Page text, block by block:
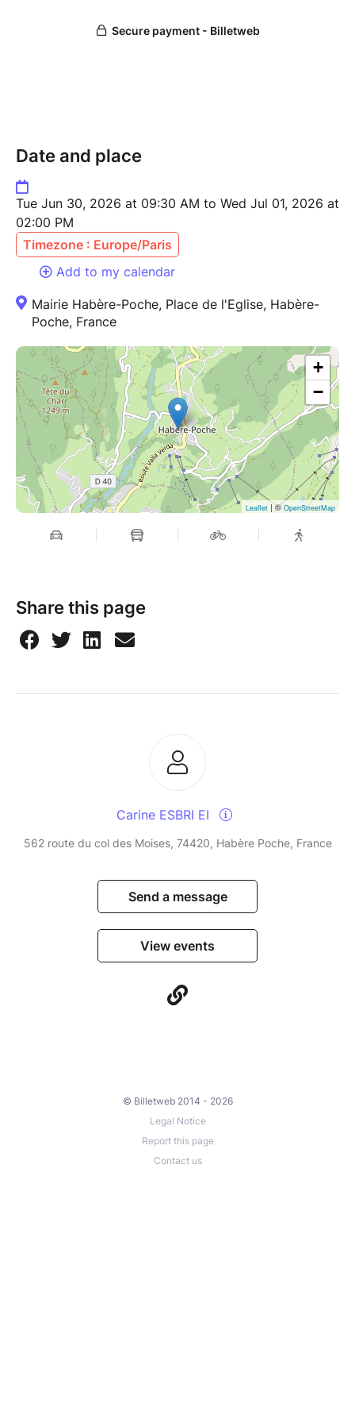
rangement de son sac,
Une occasion unique de déconnexion et
d’expérimentation de l’autonomie en montagne… dans
la convivialité, la sororité et la bienveillance.
Pour plus de sérénité, une assurance annulation
(proposée par BilletWeb) est recommandée. Si
toutefois l'événement était annulé pour des raisons
météorologiques (orage et-ou pluie persitante), un
mes conditions générales de vente).
A bientôt ;-)
Date and place
Tue Jun 30, 2026 at 09:30 AM to Wed Jul 01, 2026 at
02:00 PM
Timezone : Europe/Paris
Add to my calendar
Mairie Habère-Poche, Place de l'Eglise, Habère-
Poche, France
+
−
Leaflet | ©OpenStreetMap
Share this page
Carine ESBRI EI
562 route du col des Moises, 74420, Habère Poche, France
Send a message
View events
© Billetweb 2014 - 2026
Legal Notice
Report this page
Contact us